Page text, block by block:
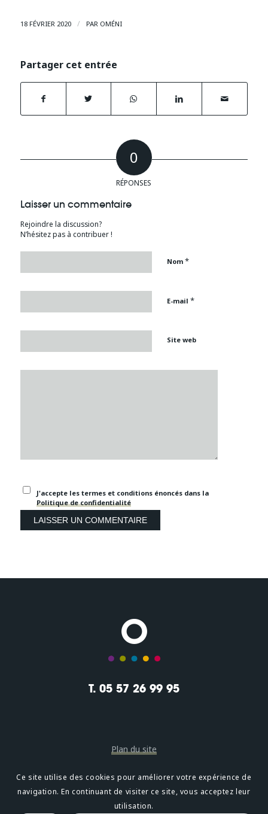
18 FÉVRIER 2020 / PAR OMÉNI
Partager cet entrée
0
RÉPONSES
Laisser un commentaire
Rejoindre la discussion?
N’hésitez pas à contribuer !
Nom *
E-mail *
Site web
J'accepte les termes et conditions énoncés dans la
Politique de confidentialité
T. 05 57 26 99 95
Plan du site
Mentions légales
Confidentialité
Ce site utilise des cookies pour améliorer votre expérience de
navigation. En continuant de visiter ce site, vous acceptez leur
utilisation.